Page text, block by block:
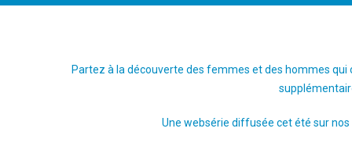
Partez à la découverte des femmes et des hommes
Une websérie diffusée cet été sur